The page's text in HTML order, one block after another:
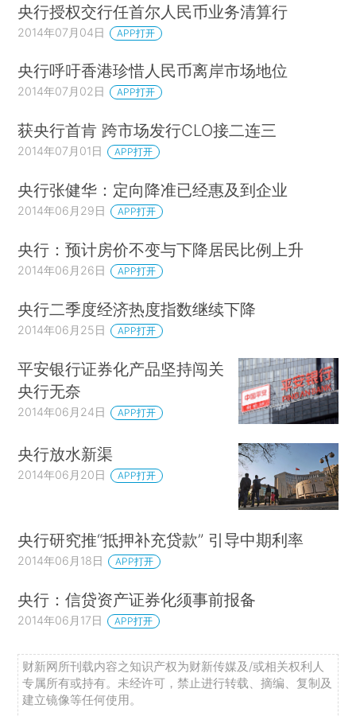
央行授权交行任首尔人民币业务清算行
2014年07月04日 APP打开
央行呼吁香港珍惜人民币离岸市场地位
2014年07月02日 APP打开
获央行首肯 跨市场发行CLO接二连三
2014年07月01日 APP打开
央行张健华：定向降准已经惠及到企业
2014年06月29日 APP打开
央行：预计房价不变与下降居民比例上升
2014年06月26日 APP打开
央行二季度经济热度指数继续下降
2014年06月25日 APP打开
平安银行证券化产品坚持闯关
央行无奈
2014年06月24日 APP打开
央行放水新渠
2014年06月20日 APP打开
央行研究推“抵押补充贷款” 引导中期利率
2014年06月18日 APP打开
央行：信贷资产证券化须事前报备
2014年06月17日 APP打开
财新网所刊载内容之知识产权为财新传媒及/或相关权利人
专属所有或持有。未经许可，禁止进行转载、摘编、复制及
建立镜像等任何使用。